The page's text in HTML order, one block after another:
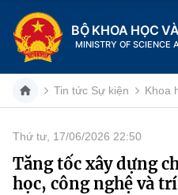
BỘ KHOA HỌC
MINISTRY OF SCIENCE
Danh mục
Trang chủ
Tin tức Sự kiện Khoa
Thứ tư, 17/06/2026 22:50
Tăng tốc xây dựng
học, công nghệ và